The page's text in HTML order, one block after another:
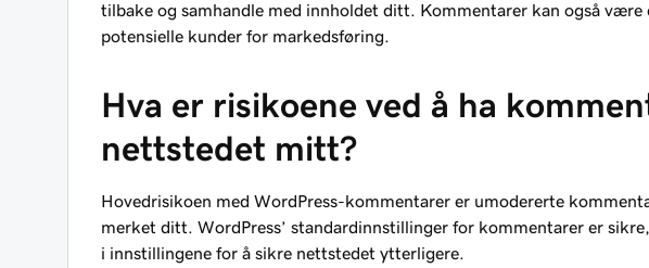
tilbake og samhandle med innholdet ditt. Kommentarer kan også være
potensielle kunder for markedsføring.
Hva er risikoene ved å ha
nettstedet mitt?
Hovedrisikoen med WordPress-kommentarer er umodererte
merket ditt. WordPress’ standardinnstillinger for kommentarer er
i innstillingene for å sikre nettstedet ytterligere.